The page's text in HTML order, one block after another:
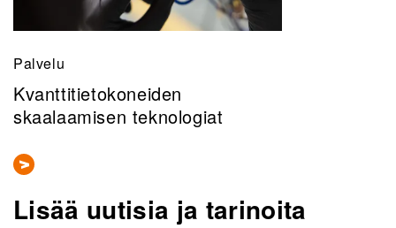
Palvelu
Kvanttitietokoneiden
skaalaamisen teknologiat
Lisää uutisia ja tarinoita